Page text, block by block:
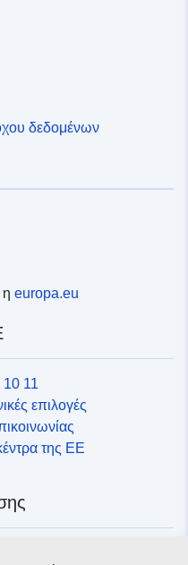
δεδομένων
η europa.eu
10 11
επιλογές
της ΕΕ